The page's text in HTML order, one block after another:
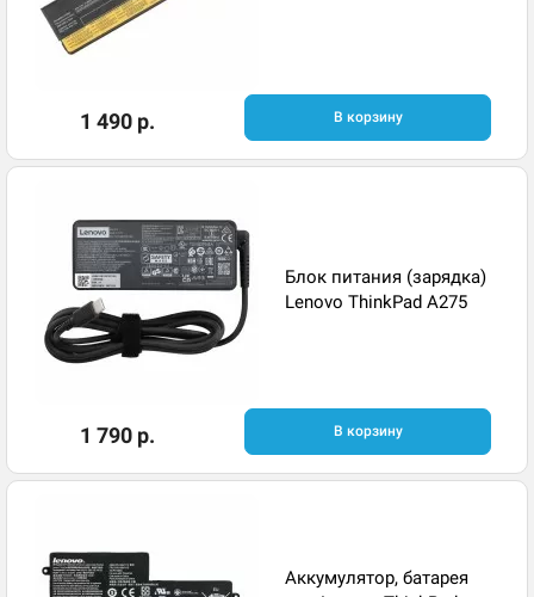
1 490 р. В корзину
Блок питания (зарядка)
Lenovo ThinkPad A275
1 790 р. В корзину
Аккумулятор, батарея